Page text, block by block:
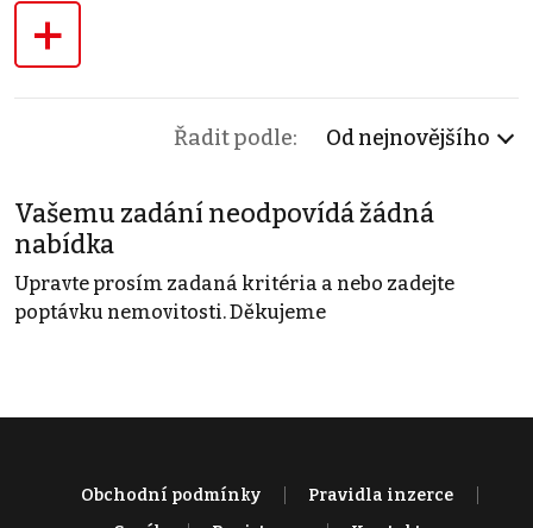
+
Řadit podle: Od nejnovějšího
Vašemu zadání neodpovídá žádná
nabídka
Upravte prosím zadaná kritéria a nebo zadejte
poptávku nemovitosti. Děkujeme
Obchodní podmínky
Pravidla inzerce